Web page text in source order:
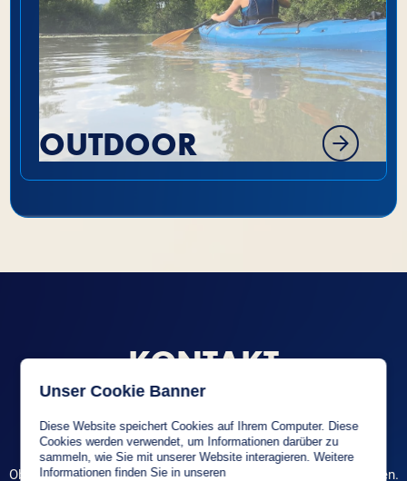
OUTDOOR
KONTAKT
Fragen zu Bad Kissingen?
Schreib uns.
Ob Tipps für Bad Kissingen, Locale, Bars oder Freizeitaktivitäten.
Unser Cookie Banner
Diese Website speichert Cookies auf Ihrem Computer. Diese
Cookies werden verwendet, um Informationen darüber zu
sammeln, wie Sie mit unserer Website interagieren. Weitere
Informationen finden Sie in unseren